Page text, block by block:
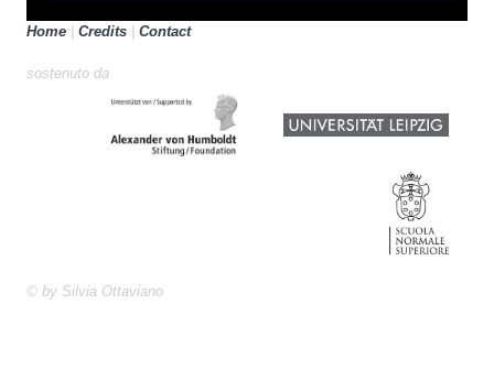
Home Credits Contact
sostenuto da
© by Silvia Ottaviano